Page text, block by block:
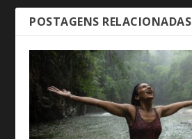
POSTAGENS RELACIONADAS